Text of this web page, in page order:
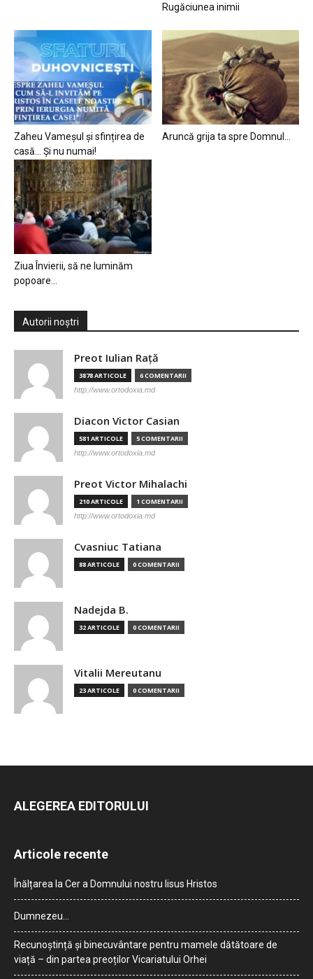
Rugăciunea inimii
Zaheu Vameșul și sfințirea de
casă… Și nu numai!
Aruncă grija ta spre Domnul…
Ziua Învierii, să ne luminăm
popoare…
Autorii noștri
Preot Iulian Raţă
3878 ARTICOLE 6 COMENTARII
http://www.ortodoxia.md
Diacon Victor Casian
581 ARTICOLE 5 COMENTARII
http://www.ortodoxia.md
Preot Victor Mihalachi
210 ARTICOLE 1 COMENTARII
http://www.ortodoxia.md
Cvasniuc Tatiana
88 ARTICOLE 0 COMENTARII
Nadejda B.
32 ARTICOLE 0 COMENTARII
Vitalii Mereutanu
23 ARTICOLE 0 COMENTARII
ALEGEREA EDITORULUI
Articole recente
Înălțarea la Cer a Domnului nostru Iisus Hristos
Dumnezeu…
Recunoștință și binecuvântare pentru mamele dătătoare de
viață – din partea preoților Vicariatului Orhei